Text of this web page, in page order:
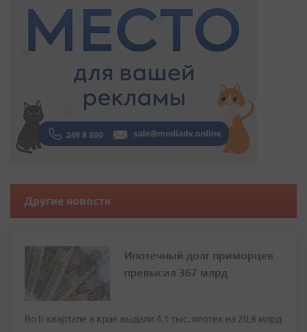
Другие новости
Ипотечный долг приморцев
превысил 367 млрд
Во II квартале в крае выдали 4,1 тыс. ипотек на 20,8 млрд